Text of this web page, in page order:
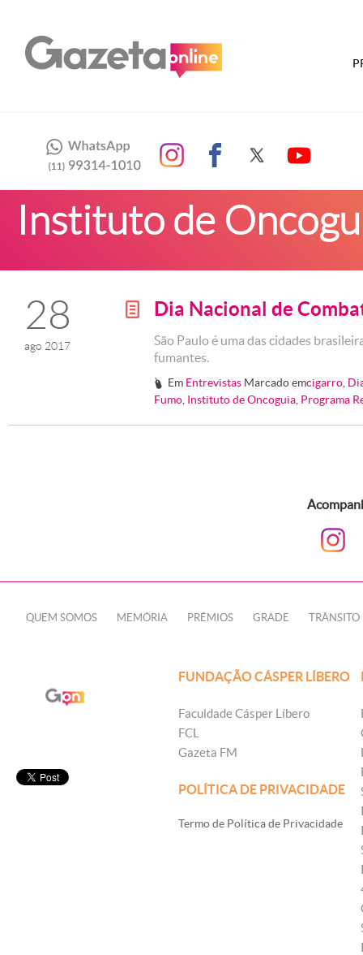
Instituto de
28
ago 2017
g Dia Nacional de
São Paulo é uma das cidades
fumantes.
# Em Entrevistas Marcado emcigarro
Fumo Instituto de Oncoguia Programa
QUEM SOMOS MEMÓRIA PRÊMIOS GRADE TRÂNSITO
FUNDAÇÃO CÁSPER LÍBERO
Faculdade Cásper Líbero
FCL
Gazeta FM
POLÍTICA DE PRIVACIDADE
Termo de Política de Privacidade